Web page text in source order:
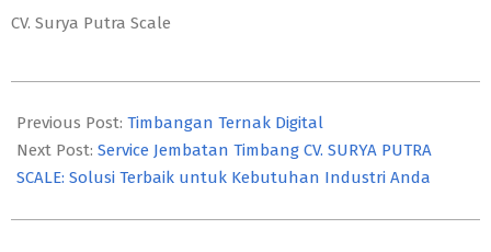
CV. Surya Putra Scale
10-
29
Previous Post: Timbangan Ternak Digital
Next Post: Service Jembatan Timbang CV. SURYA PUTRA
SCALE: Solusi Terbaik untuk Kebutuhan Industri Anda